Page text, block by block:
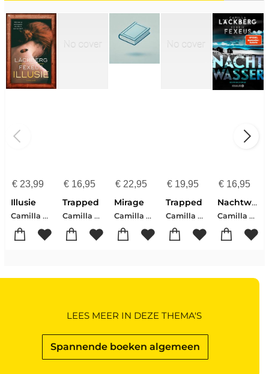
€23,99
Illusie
Camilla Läckberg-Henrik Fexeus
€16,95
Trapped
Camilla Lackberg-Henrik Fexeus
€ 22,95
Mirage
Camilla Lackberg-Henrik Fexeus
€ 19,95
Trapped
Camilla Lackberg-Henrik Fexeus
€ 16,95
Nachtwasser
Camilla Läckberg-Henrik Fexeus
Spannende boeken algemeen
LEES MEER IN DEZE THEMA'S